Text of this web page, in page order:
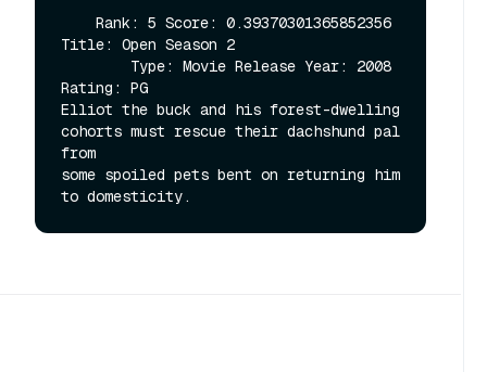
Title: Open Season 2
Rating: PG
Elliot the buck and his forest-dwelling
cohorts must rescue their dachshund pal
from
some spoiled pets bent on returning him